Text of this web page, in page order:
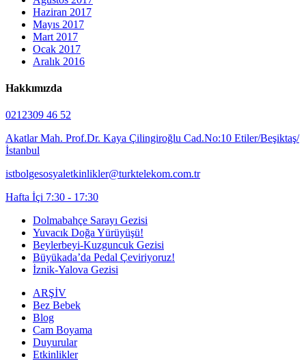
Haziran 2017
Mayıs 2017
Mart 2017
Ocak 2017
Aralık 2016
Hakkımızda
0212309 46 52
Akatlar Mah. Prof.Dr. Kaya Çilingiroğlu Cad.No:10 Etiler/Beşiktaş/
İstanbul
istbolgesosyaletkinlikler@turktelekom.com.tr
Hafta İçi 7:30 - 17:30
Dolmabahçe Sarayı Gezisi
Yuvacık Doğa Yürüyüşü!
Beylerbeyi-Kuzguncuk Gezisi
Büyükada’da Pedal Çeviriyoruz!
İznik-Yalova Gezisi
ARŞİV
Bez Bebek
Blog
Cam Boyama
Duyurular
Etkinlikler